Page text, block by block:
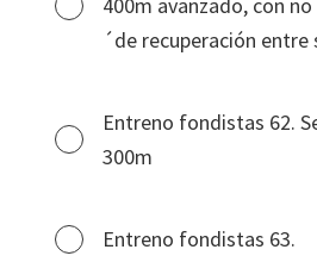
400m avanzado, con no
´de recuperación entre
Entreno fondistas 62.
300m
Entreno fondistas 63.